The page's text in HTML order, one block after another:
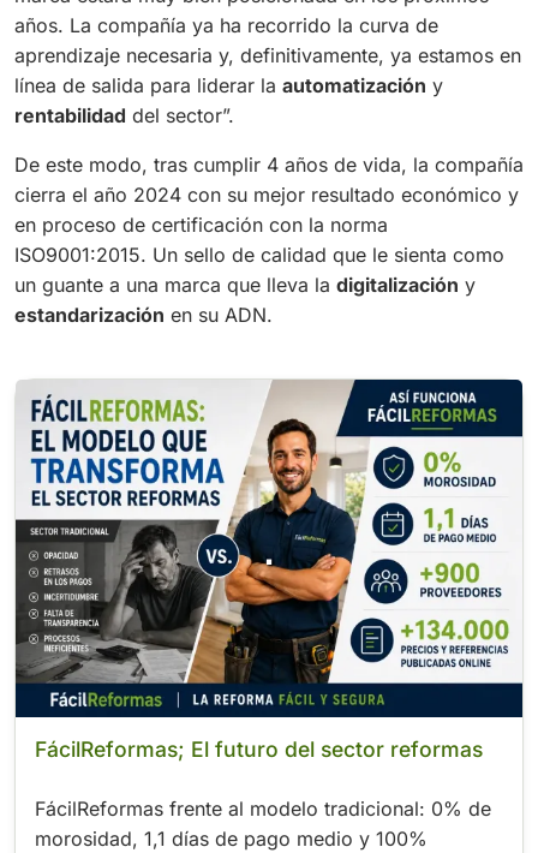
años. La compañía ya ha recorrido la curva de
aprendizaje necesaria y, definitivamente, ya estamos en
línea de salida para liderar la automatización y
rentabilidad del sector”.
De este modo, tras cumplir 4 años de vida, la compañía
cierra el año 2024 con su mejor resultado económico y
en proceso de certificación con la norma
ISO9001:2015. Un sello de calidad que le sienta como
un guante a una marca que lleva la digitalización y
estandarización en su ADN.
.
FácilReformas; El futuro del sector reformas
FácilReformas frente al modelo tradicional: 0% de
morosidad, 1,1 días de pago medio y 100%